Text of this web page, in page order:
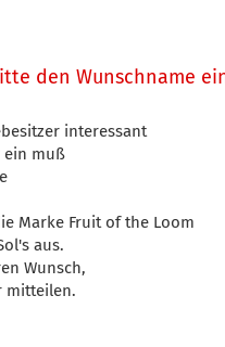
den Wunschname
interessant
ein muß
Marke Fruit of the Loom
aus.
Wunsch,
mitteilen.